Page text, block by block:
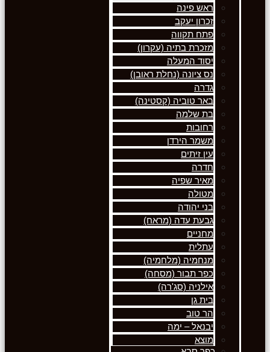
ראש פינה
זכרון יעקב
פתח תקווה
מזכרת בתיה (עקרון)
יסוד המעלה
נס ציונה (נחלת ראובן)
גדרה
באר טוביה (קסטינה)
בת שלמה
רחובות
משמר הירדן
עין זיתים
חדרה
מאיר שפיה
מטולה
בני יהודה
גבעת עדה (מראח)
מחניים
עתלית
מנחמיה (מלחמיה)
כפר תבור (מסחה)
אילניה (סג'רה)
בית גן
הר טוב
יבנאל – ימה
מוצא